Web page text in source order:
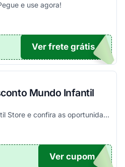
e use agora!
399
Ver frete grátis
Mundo Infantil
Acesse o site Mundo Infantil Store e confira as oportunidades do dia. Se tiver algum Cupom MIS, ele está em destaque no site. Confira!
TICO
Ver cupom